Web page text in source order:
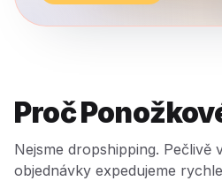
Proč
Nejsme dropshipping. Pečlivě
objednávky expedujeme